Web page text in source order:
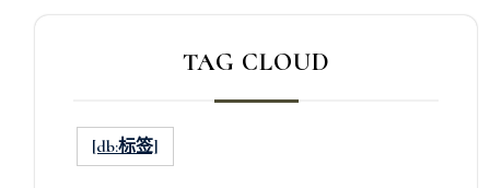
TAG CLOUD
[db:标签]